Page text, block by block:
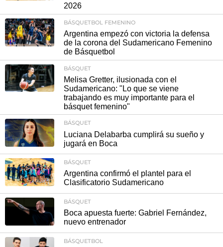
2026
BÁSQUETBOL FEMENINO
Argentina empezó con victoria la defensa
de la corona del Sudamericano Femenino
de Básquetbol
BÁSQUET
Melisa Gretter, ilusionada con el
Sudamericano: "Lo que se viene
trabajando es muy importante para el
básquet femenino"
BÁSQUET
Luciana Delabarba cumplirá su sueño y
jugará en Boca
BÁSQUET
Argentina confirmó el plantel para el
Clasificatorio Sudamericano
BÁSQUET
Boca apuesta fuerte: Gabriel Fernández,
nuevo entrenador
BÁSQUETBOL